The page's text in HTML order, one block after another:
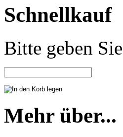
Schnellkauf
Bitte geben
Mehr über...